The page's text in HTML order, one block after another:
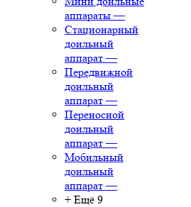
аппараты —
Стационарный
доильный
аппарат —
Передвижной
доильный
аппарат —
Переносной
доильный
аппарат —
Мобильный
доильный
аппарат —
+ Ещё 9